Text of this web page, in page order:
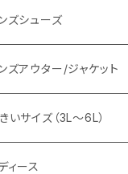
SQUARE
peak
stage
ックス
シャツ
ーズ
ーマル
ツ/ポロシャツ
カー/スウェット
ト
ムパンツ
ジーパンツ
ックス
ズシューズ
ズアウター/ジャケット
ケット
ュアルジャケット
ゾン
いサイズ（3L～6L）
ネス
ィース